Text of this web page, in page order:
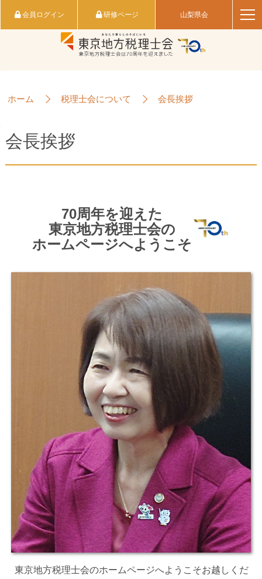
会員ログイン 研修ページ 山梨県会
ホーム 税理士会について 会長挨拶
会長挨拶
70周年を迎えた
東京地方税理士会の
ホームページへようこそ
東京地方税理士会のホームページへようこそお越しくだ